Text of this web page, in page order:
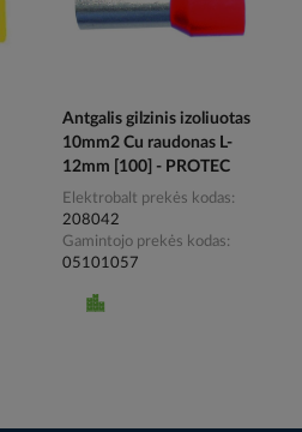
Antgalis gilzinis izoliuotas
10mm2 Cu raudonas L-
12mm [100] - PROTEC
Elektrobalt prekės kodas
208042
Gamintojo prekės kodas
05101057